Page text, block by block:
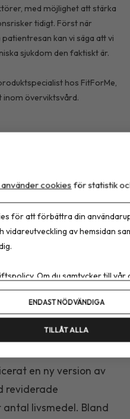
med möjlighet att stärka
tidigt. Först när
kan vi säga att vi
sjukdom den faktiskt är.
hos FitForMe,
inom överviktsvård.
i
en ny version av
reviderade
livsmedel. Bland
cookies för statistik
för att förbättra din
vidareutveckling av hemsidan
. Om du samtycker till vår
hittar du den möjligheten
ENDAST NÖDVÄNDIGA
TILLÅT ALLA